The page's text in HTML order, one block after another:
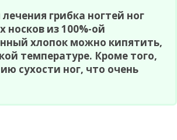
грибка ногтей ног
носков из 100%-ой
хлопок можно кипятить,
температуре. Кроме того,
сухости ног, что очень